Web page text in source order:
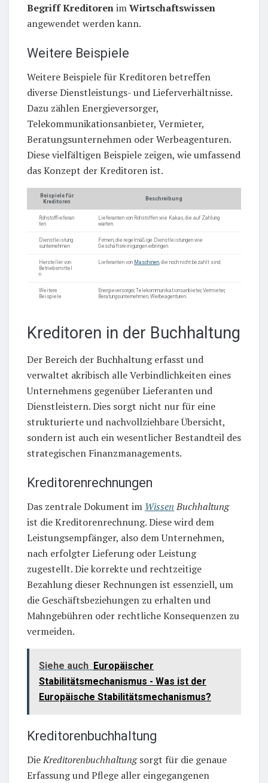
Begriff KreditorenimWirtschaftswissen
angewendet werden kann.
Weitere Beispiele
Weitere Beispiele für Kreditoren betreffen
diverse Dienstleistungs- und Lieferverhältnisse.
Dazu zählen Energieversorger,
Telekommunikationsanbieter, Vermieter,
Beratungsunternehmen oder Werbeagenturen.
Diese vielfältigen Beispiele zeigen, wie umfassend
das Konzept der Kreditoren ist.
Beispiele für
Kreditoren
Beschreibung
Rohstofflieferan
ten
Lieferanten von Rohstoffen wie Kakao, die auf Zahlung
warten.
Dienstleistung
sunternehmen
Firmen, die regelmäßige Dienstleistungen wie
Geschäftsreinigungen erbringen.
Hersteller von
Betriebsmittel
n
Lieferanten von Maschinen , die noch nicht bezahlt sind.
Weitere
Beispiele
Energieversorger, Telekommunikationsanbieter, Vermieter,
Beratungsunternehmen, Werbeagenturen.
Kreditoren in der Buchhaltung
Der Bereich der Buchhaltung erfasst und
verwaltet akribisch alle Verbindlichkeiten eines
Unternehmens gegenüber Lieferanten und
Dienstleistern. Dies sorgt nicht nur für eine
strukturierte und nachvollziehbare Übersicht,
sondern ist auch ein wesentlicher Bestandteil des
strategischen Finanzmanagements.
Kreditorenrechnungen
Das zentrale Dokument im WissenBuchhaltung
ist die Kreditorenrechnung. Diese wird dem
Leistungsempfänger, also dem Unternehmen,
nach erfolgter Lieferung oder Leistung
zugestellt. Die korrekte und rechtzeitige
Bezahlung dieser Rechnungen ist essenziell, um
die Geschäftsbeziehungen zu erhalten und
Mahngebühren oder rechtliche Konsequenzen zu
vermeiden.
Siehe auch Europäischer
Stabilitätsmechanismus - Was ist der
Europäische Stabilitätsmechanismus?
Kreditorenbuchhaltung
DieKreditorenbuchhaltungsorgt für die genaue
Erfassung und Pflege aller eingegangenen